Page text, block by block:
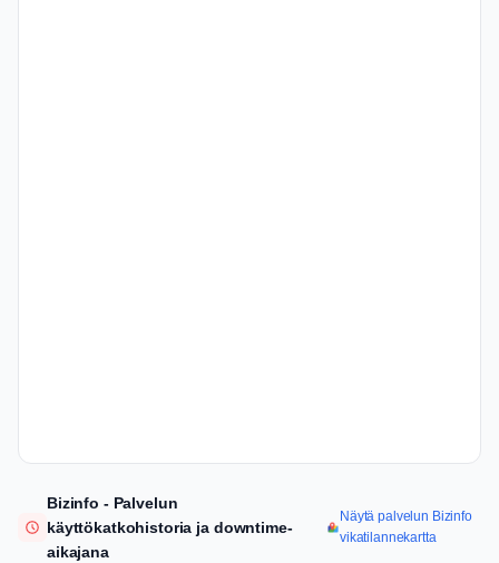
Bizinfo - Palvelun
käyttökatkohistoria ja downtime-
aikajana
Näytä palvelun Bizinfo
vikatilannekartta